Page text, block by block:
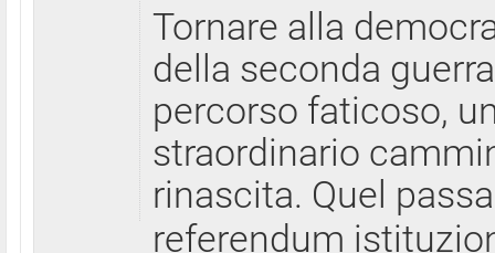
Tornare alla
della seconda
percorso faticoso,
straordinario
rinascita. Quel
referendum